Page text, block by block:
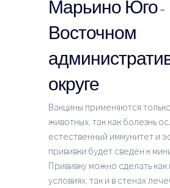
Марьино Юго-
Восточном
округе
Вакцины применяются
животных, так как болезнь
естественный иммунитет и
прививки будет сведен к
Прививку можно сделать
условиях, так и в стенах